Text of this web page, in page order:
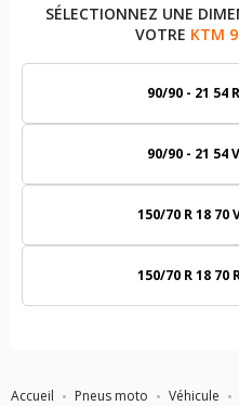
Accueil Pneus moto Véhicule
SÉLECTIONNEZ UNE
VOTRE KTM
90/90 - 21 54
90/90 - 21 54
150/70 R 18 70
150/70 R 18 70